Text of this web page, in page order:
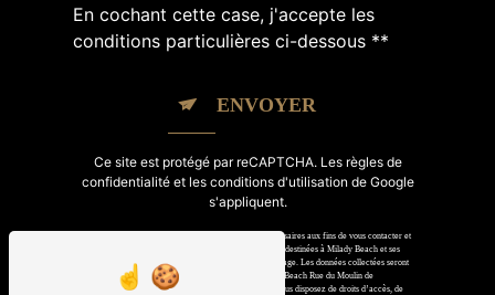
En cochant cette case, j'accepte les
conditions particulières ci-dessous **
ENVOYER
Ce site est protégé par reCAPTCHA. Les règles de
confidentialitéet les conditions d'utilisation de Google
s'appliquent.
** Les données personnelles communiquées sont nécessaires aux fins de vous contacter et
sont enregistrées dans un fichier informatisé. Elles sont destinées à Milady Beach et ses
sous-traitants dans le seul but de répondre à votre message. Les données collectées seront
communiquées aux seuls destinataires suivants: Milady Beach Rue du Moulin de
Chabiague 64200 Biarritz miladybeach@gmail.com. Vous disposez de droits d’accès, de